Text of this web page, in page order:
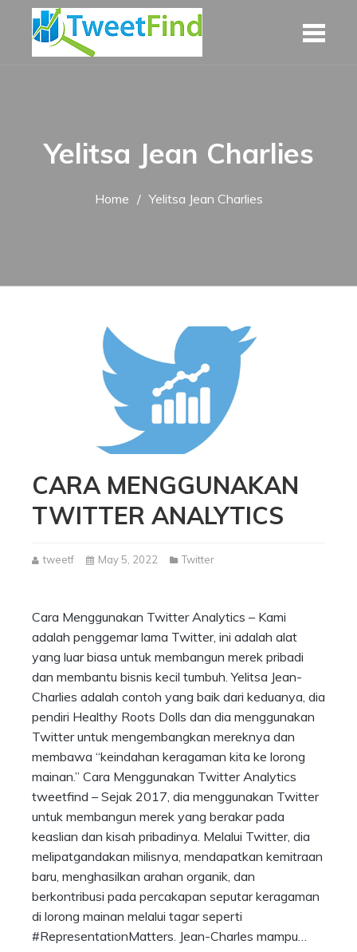
Yelitsa Jean Charlies
Home Yelitsa Jean Charlies
CARA MENGGUNAKAN
TWITTER ANALYTICS
tweetf May 5, 2022 Twitter
Cara Menggunakan Twitter Analytics – Kami
adalah penggemar lama Twitter, ini adalah alat
yang luar biasa untuk membangun merek pribadi
dan membantu bisnis kecil tumbuh. Yelitsa Jean-
Charlies adalah contoh yang baik dari keduanya, dia
pendiri Healthy Roots Dolls dan dia menggunakan
Twitter untuk mengembangkan mereknya dan
membawa “keindahan keragaman kita ke lorong
mainan.” Cara Menggunakan Twitter Analytics
tweetfind – Sejak 2017, dia menggunakan Twitter
untuk membangun merek yang berakar pada
keaslian dan kisah pribadinya. Melalui Twitter, dia
melipatgandakan milisnya, mendapatkan kemitraan
baru, menghasilkan arahan organik, dan
berkontribusi pada percakapan seputar keragaman
di lorong mainan melalui tagar seperti
#RepresentationMatters. Jean-Charles mampu…